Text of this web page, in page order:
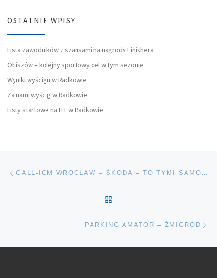
OSTATNIE WPISY
Lista zawodników z szansami na nagrody Finishera
Obiszów – kolejny sportowy cel w tym sezonie
Wyniki wyścigu w Radkowie
Za nami wyścig w Radkowie
Listy startowe na ITT w Radkowie
Nawigacja wpisu GALL-ICM WROCŁAW – ŠKODA – TO TYMI SAMOCHODAMI BĘDZIEMY WAS PILOTOWAĆ
PARKING AMATOR – ŻMIGRÓD